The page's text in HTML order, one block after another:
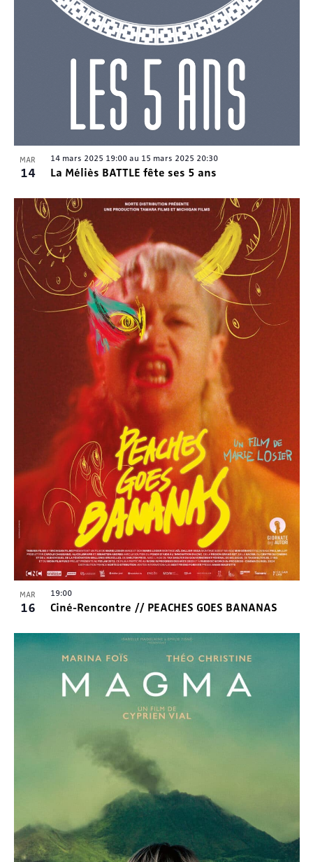
MAR
14
14 mars 2025 19:00au 15 mars 2025 20:30
La Méliès BATTLE fête ses 5 ans
MAR
16
19:00
Ciné-Rencontre // PEACHES GOES BANANAS